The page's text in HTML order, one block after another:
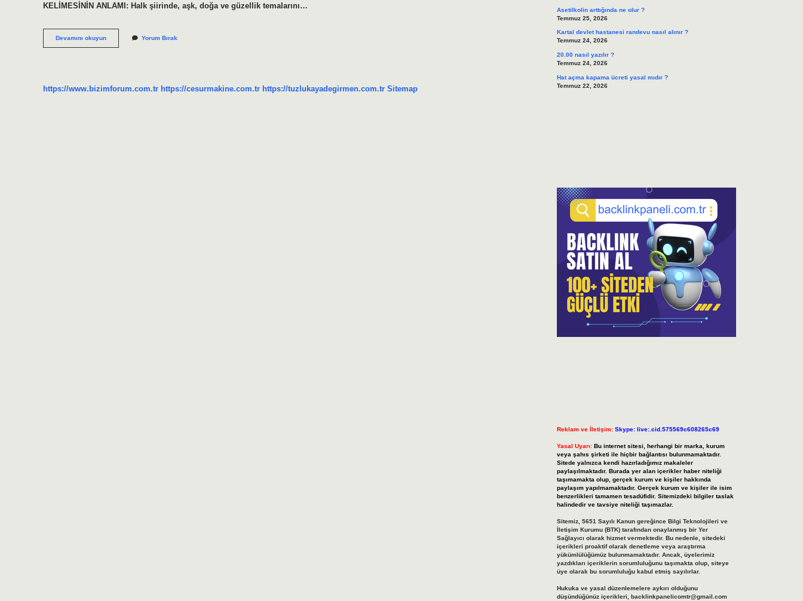
KELİMESİNİN ANLAMI: Halk şiirinde, aşk, doğa ve güzellik temalarını…
Devamını okuyunSemai
Ne
Yorum Bırak
https://www.bizimforum.com.tr https://cesurmakine.com.tr https://tuzlukayadegirmen.com.tr Sitemap
Asetilkolin arttığında ne olur ?
Temmuz 25, 2026
Kartal devlet hastanesi randevu nasıl alınır ?
Temmuz 24, 2026
20.00 nasıl yazılır ?
Temmuz 24, 2026
Hat açma kapama ücreti yasal mıdır ?
Temmuz 22, 2026
Reklam ve İletişim: Skype: live:.cid.575569c608265c69
Yasal Uyarı: Bu internet sitesi, herhangi bir marka, kurum
veya şahıs şirketi ile hiçbir bağlantısı bulunmamaktadır.
Sitede yalnızca kendi hazırladığımız makaleler
paylaşılmaktadır. Burada yer alan içerikler haber niteliği
taşımamakta olup, gerçek kurum ve kişiler hakkında
paylaşım yapılmamaktadır. Gerçek kurum ve kişiler ile isim
benzerlikleri tamamen tesadüfidir. Sitemizdeki bilgiler taslak
halindedir ve tavsiye niteliği taşımazlar.
Sitemiz, 5651 Sayılı Kanun gereğince Bilgi Teknolojileri ve
İletişim Kurumu (BTK) tarafından onaylanmış bir Yer
Sağlayıcı olarak hizmet vermektedir. Bu nedenle, sitedeki
içerikleri proaktif olarak denetleme veya araştırma
yükümlülüğümüz bulunmamaktadır. Ancak, üyelerimiz
yazdıkları içeriklerin sorumluluğunu taşımakta olup, siteye
üye olarak bu sorumluluğu kabul etmiş sayılırlar.
Hukuka ve yasal düzenlemelere aykırı olduğunu
düşündüğünüz içerikleri, backlinkpanelicomtr@gmail.com